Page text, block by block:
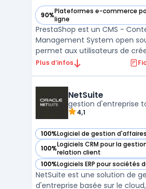
90%Plateformes e-commerce
ligne
— voir PrestaShop dans cette
PrestaShop est un CMS -
Management System open
permet aux utilisateurs de
boutique en ligne. Avec ses
paiements, il offre une
pour les e-commerçants. Pr ...
Plus d’infos
NetSuite
gestion d'entreprise
4,1
100%Logiciel de gestion d'affaires
— voir NetSuite dans cette
100%Logiciels CRM pour la
relation client
— voir NetSuite dans cette
100%Logiciels ERP pour sociétés
— voir NetSuite dans cette
NetSuite est une solution de
d'entreprise basée sur le